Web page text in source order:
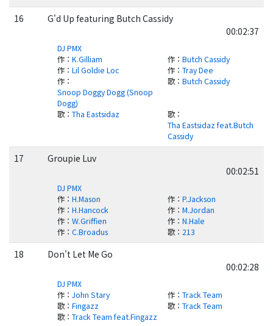
16
G'd Up featuring Butch Cassidy
00:02:37
DJ PMX
作： K.Gilliam 作： Butch Cassidy
作： Lil Goldie Loc 作： Tray Dee
作：
Snoop Doggy Dogg (Snoop
Dogg)
歌： Butch Cassidy
歌： Tha Eastsidaz 歌：
Tha Eastsidaz feat.Butch
Cassidy
17
Groupie Luv
00:02:51
DJ PMX
作： H.Mason 作： P.Jackson
作： H.Hancock 作： M.Jordan
作： W.Griffien 作： N.Hale
作： C.Broadus 歌： 213
18
Don't Let Me Go
00:02:28
DJ PMX
作： John Stary 作： Track Team
歌： Fingazz 歌： Track Team
歌： Track Team feat.Fingazz